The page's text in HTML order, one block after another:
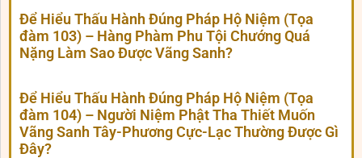
Để Hiểu Thấu Hành Đúng Pháp Hộ Niệm (Tọa
đàm 103) – Hàng Phàm Phu Tội Chướng Quá
Nặng Làm Sao Được Vãng Sanh?
Để Hiểu Thấu Hành Đúng Pháp Hộ Niệm (Tọa
đàm 104) – Người Niệm Phật Tha Thiết Muốn
Vãng Sanh Tây-Phương Cực-Lạc Thường Được Gì
Đây?